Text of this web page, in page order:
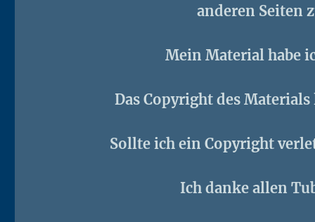
anderen Seiten
Mein Material habe
Das Copyright des
Sollte ich ein Copyright
Ich danke allen